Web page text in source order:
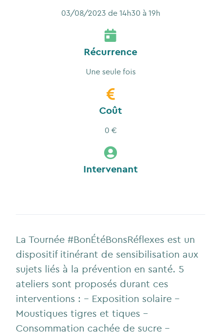
03/08/2023 de 14h30 à 19h
Récurrence
Une seule fois
Coût
0 €
Intervenant
La Tournée #BonÉtéBonsRéflexes est un
dispositif itinérant de sensibilisation aux
sujets liés à la prévention en santé. 5
ateliers sont proposés durant ces
interventions : - Exposition solaire -
Moustiques tigres et tiques -
Consommation cachée de sucre -